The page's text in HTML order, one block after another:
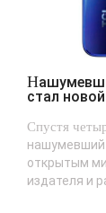
Нашумевший ролевой боевик Crimson Desert
стал
Спустя
нашумевший
открытым
издателя и